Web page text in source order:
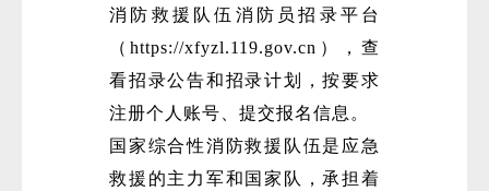
消防救援队伍消防员招录平台
（https://xfyzl.119.gov.cn），查
看招录公告和招录计划，按要求
注册个人账号、提交报名信息。
国家综合性消防救援队伍是应急
救援的主力军和国家队，承担着